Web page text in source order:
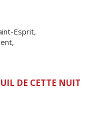
Esprit,
DE CETTE NUIT